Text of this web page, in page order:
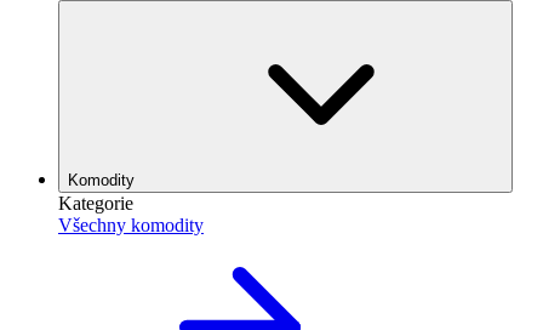
Komodity
Kategorie
Všechny komodity